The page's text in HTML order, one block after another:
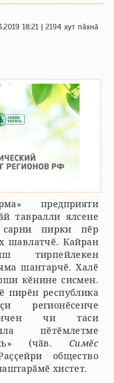
18:21 | 2194 хут пӑхнӑ
предприяти
тавралли ялсене
пирки пӗр
шавлатчӗ. Кайран
тирпейлекен
шантарчӗ. Халӗ
кӗнине сисмен.
пирӗн республика
регионӗсенче
чи таси
пӗтӗмлетме
(чӑв. Симӗс
общество
хистет.